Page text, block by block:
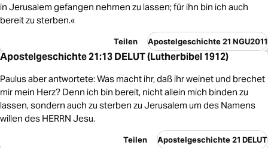
in Jerusalem gefangen nehmen zu lassen; für ihn bin ich auch
bereit zu sterben.«
Teilen Apostelgeschichte 21 NGU2011
Apostelgeschichte 21:13 DELUT (Lutherbibel 1912)
Paulus aber antwortete: Was macht ihr, daß ihr weinet und brechet
mir mein Herz? Denn ich bin bereit, nicht allein mich binden zu
lassen, sondern auch zu sterben zu Jerusalem um des Namens
willen des HERRN Jesu.
Teilen Apostelgeschichte 21 DELUT